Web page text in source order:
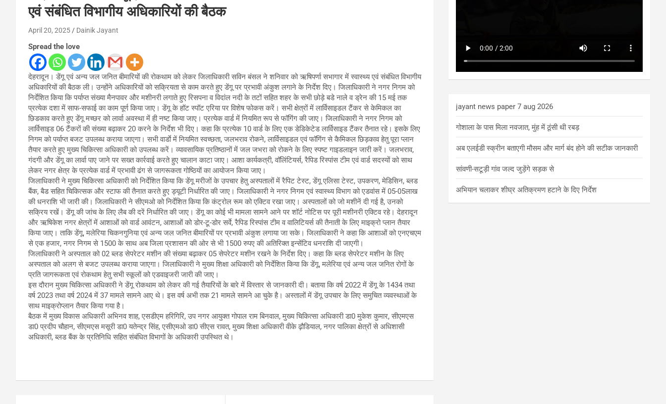
एवं संबंधित विभागीय अधिकारियों की बैठक
April 20, 2025 Dainik Jayant
Spread the love
देहरादून। डेंगू एवं अन्य जल जनित बीमारियों की रोकथाम को लेकर जिलाधिकारी सविन बंसल ने शनिवार को ऋषिपर्णा सभागार में स्वास्थ्य एवं संबंधित विभागीय
अधिकारियों की बैठक ली। उन्होंने अधिकारियों को सक्रियता से काम करते हुए डेंगू पर प्रभावी अंकुश लगाने के निर्देश दिए। जिलाधिकारी ने नगर निगम को
निर्देशित किया कि पर्याप्त संख्या मैनपावर और मशीनरी लगाते हुए रिसपना व विदांल नदी के तटों सहित शहर के सभी छोड़े बडे नाले व ड्रेन की 15 मई तक
प्रत्येक दशा में साफ-सफाई का काम पूर्ण किया जाए। डेंगू के हॉट स्पॉट एरिया पर विशेष फोकस करें। सभी क्षेत्रों में लार्विसाइडल टैंकर से केमिकल का
छिडकाव करते हुए डेंगू मच्छर को लार्वा अवस्था में ही नष्ट किया जाए। प्रत्येक वार्ड में नियमित रूप से फॉगिंग की जाए। जिलाधिकारी ने नगर निगम को
लार्विसाइड 06 टैंकरों की संख्या बढ़ाकर 20 करने के निर्देश भी दिए। कहा कि प्रत्येक 10 वार्ड के लिए एक डेडिकेटेड लार्विसाइड टैंकर तैनात रहे। इसके लिए
निगम को पर्याप्त बजट उपलब्ध कराया जाएगा। सभी वार्डाे में नियमित स्वच्छता, जलभराव रोकने, लार्विसाइडल एवं फॉगिंग से कैमिकल छिड़काव हेतु पूरा प्लान
तैयार करते हुए मुख्य चिकित्सा अधिकारी को उपलब्ध करें। व्यावसायिक प्रतिष्ठानों में जल जभरा को रोकने के लिए स्पष्ट गाइडलाइन जारी करें। जलभराव,
गंदगी और डेंगू का लार्वा पाए जाने पर सख्त कार्रवाई करते हुए चालान काटा जाए। आशा कार्यकत्री, वॉलिंटियर्स, रैपिड रिस्पांस टीम एवं वार्ड सदस्यों को साथ
लेकर नगर क्षेत्र के प्रत्येक वार्ड में प्रभावी ढंग से जागरूकता गोष्ठियों का आयोजन किया जाए।
जिलाधिकारी ने मुख्य चिकित्सा अधिकारी को निर्देशित किया कि डेंगू मरीजों के उपचार हेतु अस्पतालों में रैपिट टेस्ट, डेंगू एलिसा टेस्ट, उपकरण, मेडिसिन, ब्लड
बैंक, बैड सहित चिकित्सक और स्टाफ की तैनात करते हुए ड्यूटी निर्धारित की जाए। जिलाधिकारी ने नगर निगम एवं स्वास्थ्य विभाग को एडवांस में 05-05लाख
की धनराशि भी जारी की। जिलाधिकारी ने सीएमओ को निर्देशित किया कि कंट्रोल रूम को एक्टिव रखा जाए। अस्पतालों को जो मशीनें दी गई है, उनको
सक्रिय रखें। डेंगू की जांच के लिए लैब की दरें निर्धारित की जाए। डेंगू का कोई भी मामला सामने आने पर शॉर्ट नोटिस पर पूरी मशीनरी एक्टिव रहे। देहरादून
और ऋषिकेश नगर क्षेत्रों में आशाओं को वार्ड आवंटन, आशाओं को डोर-टू-डोर सर्वे, रैपिड रिस्पांस टीम व वालिटियर्स की तैनाती के लिए माइक्रो प्लान तैयार
किया जाए। ताकि डेंगू, मलेरिया चिकनगुनिया एवं अन्य जल जनित बीमारियों पर प्रभावी अंकुश लगाया जा सके। जिलाधिकारी ने कहा कि आशाओं को एनएचएम
से एक हजार, नगर निगम से 1500 के साथ अब जिला प्रशासन की ओर से भी 1500 रुपए की अतिरिक्त इन्सेंटिव धनराशि दी जाएगी।
जिलाधिकारी ने अस्पताल को 02 ब्लड सेपरेटर मशीन की संख्या बढ़ाकर 05 सेपरेटर मशीन रखने के निर्देश दिए। कहा कि ब्लड सेपरेटर मशीन के लिए
अस्पताल को अलग से बजट उपलब्ध कराया जाएगा। जिलाधिकारी ने मुख्य शिक्षा अधिकारी को निर्देशित किया कि डेंगू, मलेरिया एवं अन्य जल जनित रोगों के
प्रति जागरूकता एवं रोकथाम हेतु सभी स्कूलों को एडवाइजरी जारी की जाए।
इस दौरान मुख्य चिकित्सा अधिकारी ने डेंगू रोकथाम को लेकर की गई तैयारियों के बारे में विस्तार से जानकारी दी। बताया कि वर्ष 2022 में डेंगू के 1434 तथा
वर्ष 2023 तथा वर्ष 2024 में 37 मामले सामने आए थे। इस वर्ष अभी तक 21 मामले सामने आ चुके है। अस्तालों में डेंगू उपचार के लिए समुचित व्यवस्थाओं के
साथ माइक्रोप्लान तैयार किया गया है।
बैठक में मुख्य विकास अधिकारी अभिनव शाह, एसडीएम हरिगिरि, उप नगर आयुक्त गोपाल राम बिनवाल, मुख्य चिकित्सा अधिकारी डा0 मुकेश कुमार, सीएमएस
डा0 प्रदीप चौहान, सीएमएस मसूरी डा0 यतेन्द्र सिंह, एसीएमओ डा0 सीएस रावत, मुख्य शिक्षा अधिकारी वीके ढ़ौडियाल, नगर पालिका क्षेत्रों से अधिशासी
अधिकारी, ब्लड बैंक के प्रतिनिधि सहित संबंधित विभागों के अधिकारी उपस्थित थे।
jayant news paper 7 aug 2026
गोशाला के पास मिला नवजात, मुंह में ठूंसी थी रबड़
अब एलईडी स्क्रीन बताएगी मौसम और मार्ग बंद होने की सटीक जानकारी
सांवणी-सटूड़ी गांव जल्द जुड़ेंगे सड़क से
अभियान चलाकर शीघ्र अतिक्रमण हटाने के दिए निर्देश